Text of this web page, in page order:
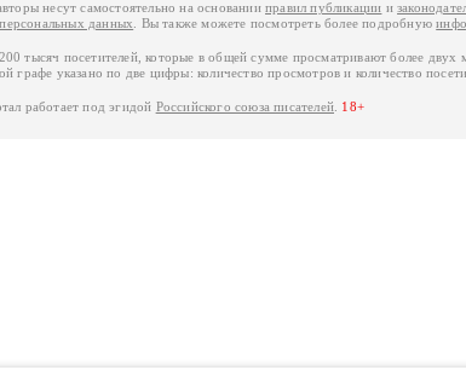
несут самостоятельно на основанииправил публикации и
данных . Вы также можете посмотреть более подробную
тысяч посетителей, которые в общей сумме просматривают более двух
графе указано по две цифры: количество просмотров и количество
работает под эгидой Российского союза писателей 18+